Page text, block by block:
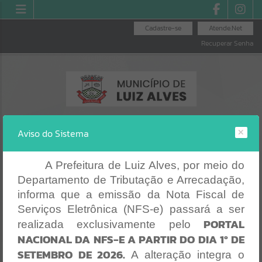
Atende.Net
Cadastre-se
Recuperar Senha
RECIBO DE
PAGAMENTO
CONSULTA DE
PROTOCOLO
EMISSÃO DE
PROTOCOLO
Aviso do Sistema
A Prefeitura de Luiz Alves, por meio do
Departamento de Tributação e Arrecadação,
informa que a emissão da Nota Fiscal de
Serviços Eletrônica (NFS-e) passará a ser
realizada exclusivamente pelo PORTAL
NACIONAL DA NFS-E A PARTIR DO DIA 1º DE
SETEMBRO DE 2026. A alteração integra o
Erro
Gerenciamento do Sistema
CÓDIGO DA MENSAGEM:EST-000040
Ocorreu um erro de script: